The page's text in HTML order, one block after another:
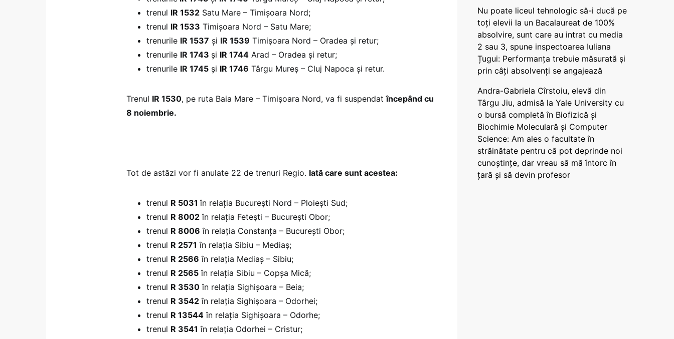
trenul IR 1532 Satu Mare – Timișoara Nord;
trenul IR 1533 Timișoara Nord – Satu Mare;
trenurile IR 1537 și IR 1539 Timișoara Nord – Oradea și retur;
trenurile IR 1743 și IR 1744 Arad – Oradea și retur;
trenurile IR 1745 și IR 1746 Târgu Mureș – Cluj Napoca și retur.
Trenul IR 1530, pe ruta Baia Mare – Timișoara Nord, va fi suspendatîncepând cu
8 noiembrie.
Tot de astăzi vor fi anulate 22 de trenuri Regio. Iată care sunt acestea:
trenul R 5031în relația București Nord – Ploiești Sud;
trenul R 8002 în relația Fetești – București Obor;
trenul R 8006 în relația Constanța – București Obor;
trenul R 2571 în relația Sibiu – Mediaș;
trenul R 2566 în relația Mediaș – Sibiu;
trenul R 2565 în relația Sibiu – Copșa Mică;
trenul R 3530 în relația Sighișoara – Beia;
trenul R 3542 în relația Sighișoara – Odorhei;
trenul R 13544 în relația Sighișoara – Odorhe;
trenul R 3541 în relația Odorhei – Cristur;
Nu poate liceul tehnologic să-i ducă pe
toți elevii la un Bacalaureat de 100%
absolvire, sunt care au intrat cu media
2 sau 3, spune inspectoarea Iuliana
Țugui: Performanța trebuie măsurată și
prin câți absolvenți se angajează
Andra-Gabriela Cîrstoiu, elevă din
Târgu Jiu, admisă la Yale University cu
o bursă completă în Biofizică și
Biochimie Moleculară și Computer
Science: Am ales o facultate în
străinătate pentru că pot deprinde noi
cunoștințe, dar vreau să mă întorc în
țară și să devin profesor